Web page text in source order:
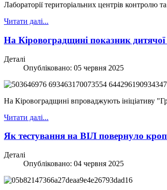
Лабораторії територіальних центрів контролю
Читати далі...
На Кіровоградщині показник
Деталі
Опубліковано: 05 червня 2025
На Кіровоградщині впроваджують ініціативу
Читати далі...
Як тестування на ВІЛ повернуло
Деталі
Опубліковано: 04 червня 2025